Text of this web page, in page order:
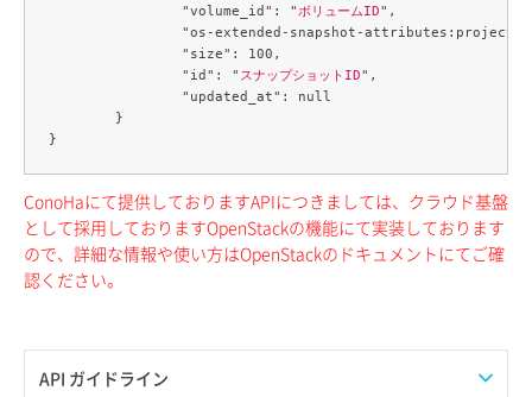
API ガイドライン
		"volume_id": "
ボリュームID",
"os-extended-snapshot-
		"id": "
スナップショットID",
ConoHaにて提供しておりますAPIにつきましては、クラウド基盤
として採用しておりますOpenStackの機能にて実装しております
ので、詳細な情報や使い方はOpenStackのドキュメントにてご確
認ください。